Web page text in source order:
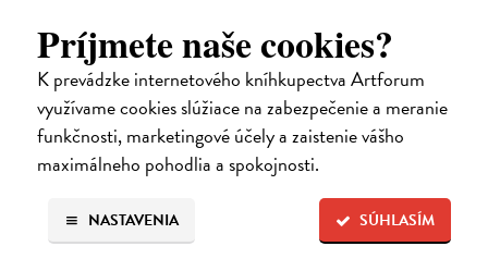
Príjmete naše cookies?
K prevádzke internetového kníhkupectva Artforum
využívame cookies slúžiace na zabezpečenie a meranie
funkčnosti, marketingové účely a zaistenie vášho
maximálneho pohodlia a spokojnosti.
SÚHLASÍM
NASTAVENIA
Odysseia XIII-XXIV